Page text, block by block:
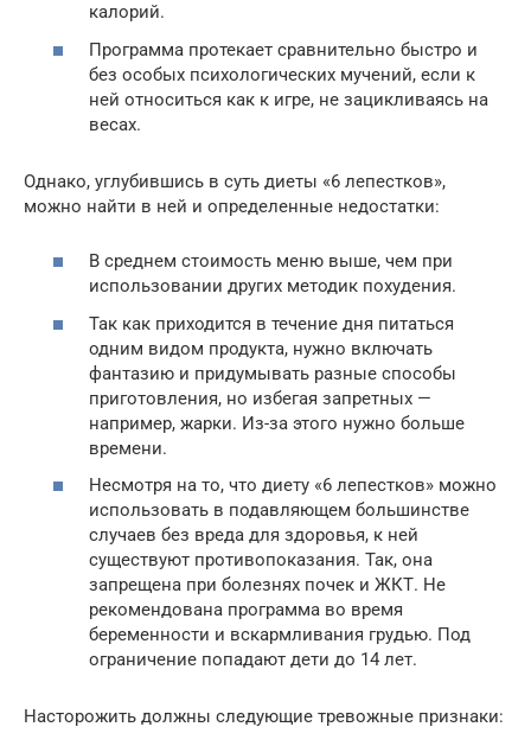
калорий.
Программа протекает сравнительно быстро и
без особых психологических мучений, если к
ней относиться как к игре, не зацикливаясь на
весах.
Однако, углубившись в суть диеты «6 лепестков»,
можно найти в ней и определенные недостатки:
В среднем стоимость меню выше, чем при
использовании других методик похудения.
Так как приходится в течение дня питаться
одним видом продукта, нужно включать
фантазию и придумывать разные способы
приготовления, но избегая запретных —
например, жарки. Из-за этого нужно больше
времени.
Несмотря на то, что диету «6 лепестков» можно
использовать в подавляющем большинстве
случаев без вреда для здоровья, к ней
существуют противопоказания. Так, она
запрещена при болезнях почек и ЖКТ. Не
рекомендована программа во время
беременности и вскармливания грудью. Под
ограничение попадают дети до 14 лет.
Насторожить должны следующие тревожные признаки: